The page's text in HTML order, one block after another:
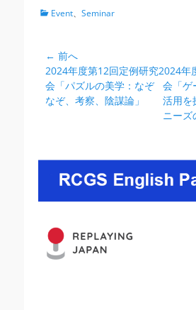
カ Event、 Seminar
投
稿
ナ
シ
ョ
ン
← 前へ
前
の
投
2024年度第12回定例研究
会「パズルの美学：なぞ
なぞ、考察、陰謀論」
次
の
投
稿:
2024年
会「ゲ
活用を
ニーズ